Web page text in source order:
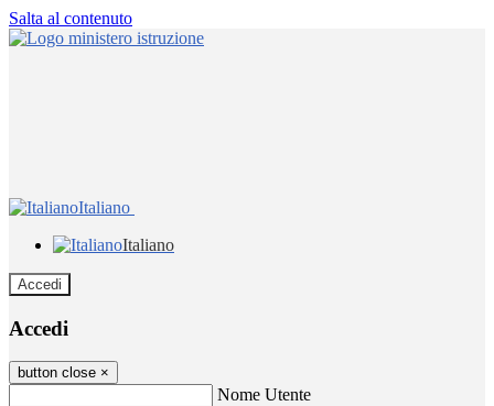
Salta al contenuto
Italiano
Italiano
Accedi
Accedi
button close ×
Nome Utente